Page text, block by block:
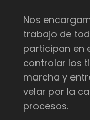
Nos
trabajo de
participan en
controlar los
marcha y
velar por la
procesos.